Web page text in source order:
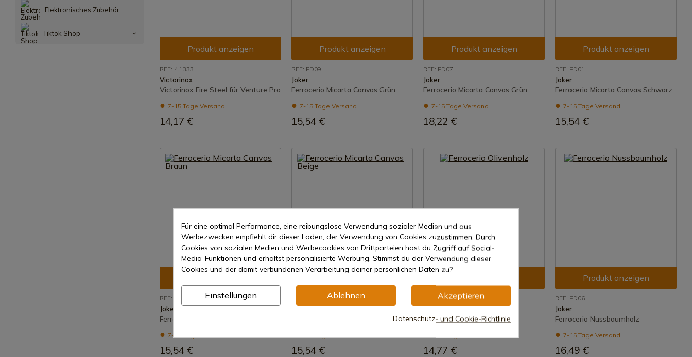
Elektronisches Zubehör
Tiktok Shop
Produkt anzeigen
REF: 4.1333
Victorinox
Victorinox Fire Steel für Venture Pro
7-15 Tage Versand
14,17 €
Produkt anzeigen
REF: PD09
Joker
Ferrocerio Micarta Canvas Grün
7-15 Tage Versand
15,54 €
Produkt anzeigen
REF: PD07
Joker
Ferrocerio Micarta Canvas Grün
7-15 Tage Versand
18,22 €
Produkt anzeigen
REF: PD01
Joker
Ferrocerio Micarta Canvas Schwarz
7-15 Tage Versand
15,54 €
REF: PD02
Joker
Ferrocerio Micarta Canvas Braun
7-15 Tage Versand
15,54 €
Ferrocerio Micarta Canvas Beige
15,54 €
REF: PD04
Joker
Ferrocerio Olivenholz
14,77 €
Produkt anzeigen
REF: PD06
Joker
Ferrocerio Nussbaumholz
7-15 Tage Versand
16,49 €
Für eine optimal Performance, eine reibungslose Verwendung sozialer Medien und aus
Werbezwecken empfiehlt dir dieser Laden, der Verwendung von Cookies zuzustimmen. Durch
Cookies von sozialen Medien und Werbecookies von Drittparteien hast du Zugriff auf Social-
Media-Funktionen und erhältst personalisierte Werbung. Stimmst du der Verwendung dieser
Cookies und der damit verbundenen Verarbeitung deiner persönlichen Daten zu?
Einstellungen Ablehnen Akzeptieren
Datenschutz- und Cookie-Richtlinie